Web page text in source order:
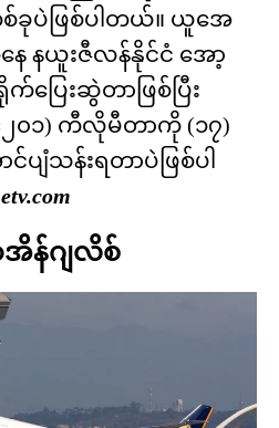
စ်ခုပဲဖြစ်ပါတယ်။ ယူအေ
ေ နယူးဇီလန်နိုင်ငံ အော့
ြေးဆွဲတာဖြစ်ပြီး
၂၀၁) ကီလိုမီတာကို (၁၇)
ပျံသန်းရတာပဲဖြစ်ပါ
အိန်ဂျလိစ်